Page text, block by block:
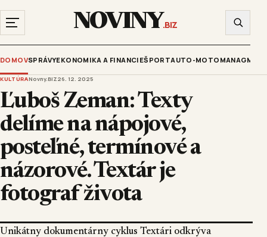
NOVINY.BIZ
DOMOVSPRÁVYEKONOMIKA A FINANCIEŠPORTAUTO-MOTO
KULTÚRANovny.BIZ26. 12. 2025
Ľuboš Zeman: Texty
delíme na nápojové,
posteľné, termínové a
názorové. Textár je
fotograf života
Unikátny dokumentárny cyklus Textári odkrýva